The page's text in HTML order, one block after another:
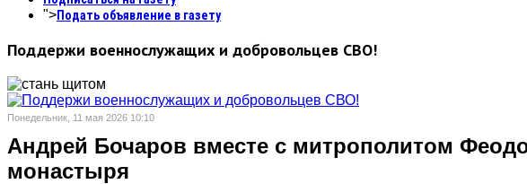
">Подать объявление в газету
Поддержи военнослужащих и добровольцев СВО!
Понедельник, 11 мая 2026 10:10
Андрей Бочаров вместе с митрополитом
монастыря